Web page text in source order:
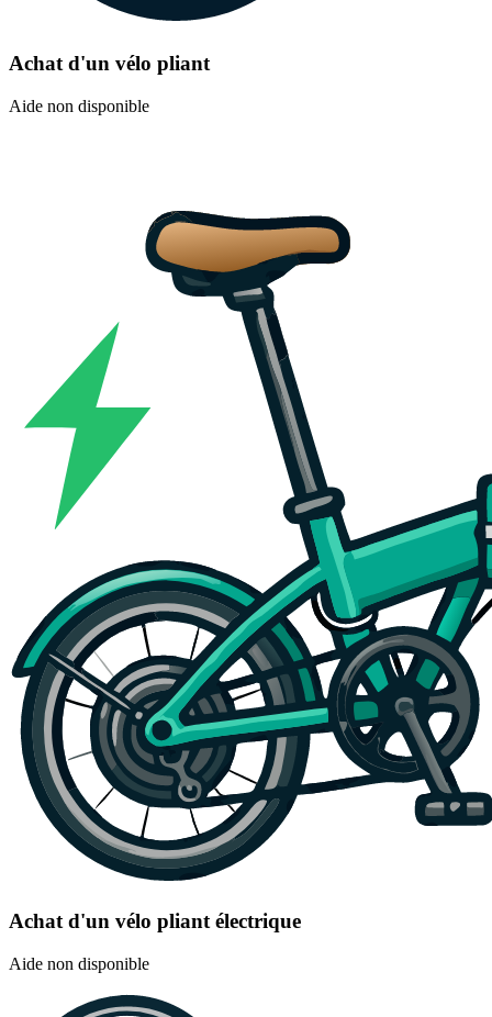
Achat d'un vélo pliant
Aide non disponible
Achat d'un vélo pliant électrique
Aide non disponible